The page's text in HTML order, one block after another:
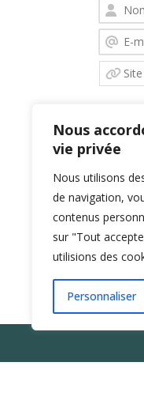
Nous
vie privée
Nous utilisons
de navigation,
contenus
sur "Tout
utilisions des
Personnaliser